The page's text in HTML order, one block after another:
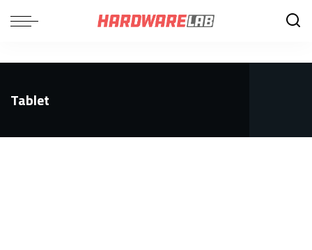
Tablet